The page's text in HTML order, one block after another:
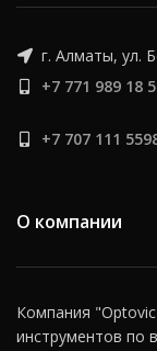
г. Алматы, ул.
+7 771 989 18
+7 707 111
О компании
Компания
инструментов по